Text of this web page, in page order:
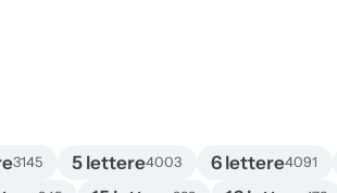
3145 5 lettere4003 6 lettere4091